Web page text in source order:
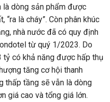
là dòng sản phẩm được
“ra là cháy”. Còn phân khúc
nhà nước đã có quy định
từ quý 1/2023. Do
có khả năng được hấp thụ
tăng cơ hội thanh
thấp tầng sẽ vẫn là dòng
giá cao và tổng giá lớn.